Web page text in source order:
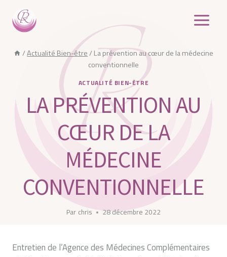
contenu
/Actualité Bien-être/La prévention au cœur de la médecine
conventionnelle
ACTUALITÉ BIEN-ÊTRE
LA PRÉVENTION AU
CŒUR DE LA
MÉDECINE
CONVENTIONNELLE
Par chris 28 décembre 2022
Entretien de l’Agence des Médecines Complémentaires